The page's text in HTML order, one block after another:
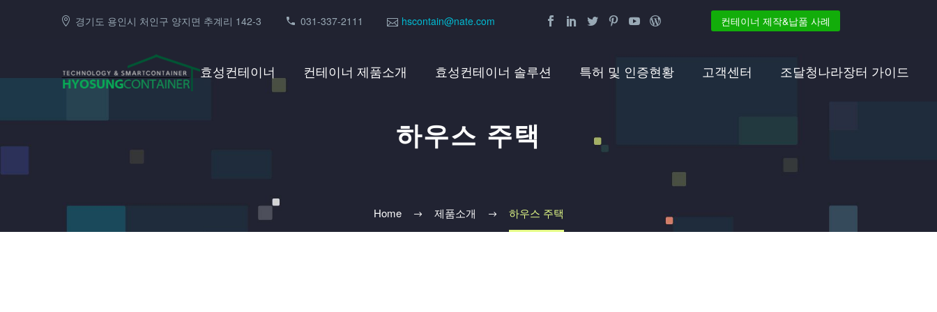
경기도 용인시 처인구 양지면 추계리 142-3 031-337-2111 hscontain@nate.com 컨테이너 제작&납품 사례
효성컨테이너 컨테이너 제품소개 효성컨테이너 솔루션 특허 및 인증현황 고객센터 조달청나라장터 가이드
하우스 주택
Home 제품소개 하우스 주택